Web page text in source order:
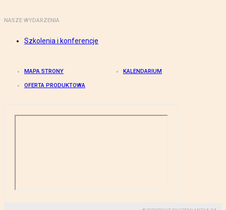
NASZE WYDARZENIA
Szkolenia i konferencje
MAPA STRONY KALENDARIUM
OFERTA PRODUKTOWA